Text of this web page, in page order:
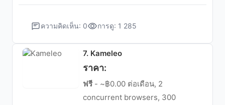
ความคิดเห็น: 0 การดู: 1 285
7. Kameleo
ราคา:
ฟรี- ~฿0.00 ต่อเดือน, 2
concurrent browsers, 300